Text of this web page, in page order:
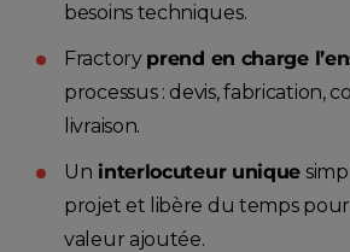
besoins techniques.
Fractory prend en charge
processus : devis, fabrication,
livraison.
Un interlocuteur unique
projet et libère du temps pour
valeur ajoutée.